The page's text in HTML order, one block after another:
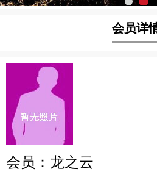
会员详
会员： 龙之云